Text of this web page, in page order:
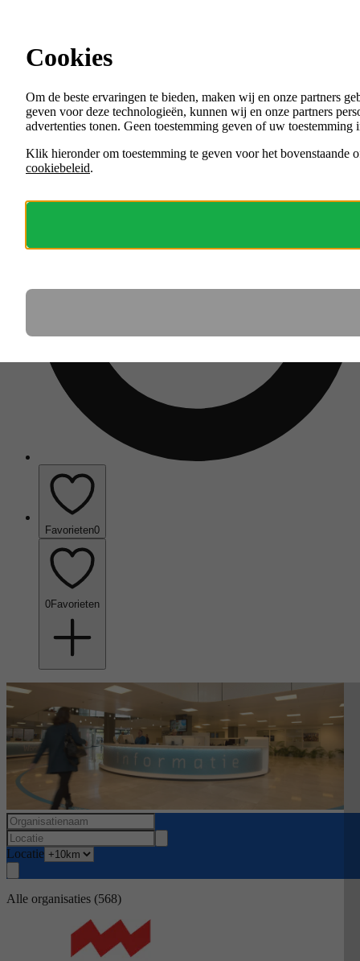
Menu
VACATURES
ORGANISATIES
Favorieten0
0Favorieten
Locatie
Alle organisaties (568)
Cookies
Om de beste ervaringen te bieden, maken wij en onze partners
geven voor deze technologieën, kunnen wij en onze partners
advertenties tonen. Geen toestemming geven of uw
Klik hieronder om toestemming te geven voor het bovenstaande
cookiebeleid.